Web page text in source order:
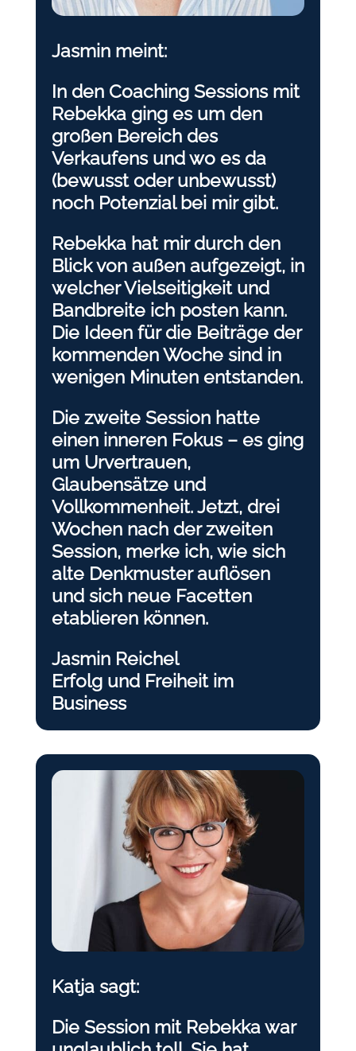
Jasmin meint:
In den Coaching Sessions mit
Rebekka ging es um den
großen Bereich des
Verkaufens und wo es da
(bewusst oder unbewusst)
noch Potenzial bei mir gibt.
Rebekka hat mir durch den
Blick von außen aufgezeigt, in
welcher Vielseitigkeit und
Bandbreite ich posten kann.
Die Ideen für die Beiträge der
kommenden Woche sind in
wenigen Minuten entstanden.
Die zweite Session hatte
einen inneren Fokus – es ging
um Urvertrauen,
Glaubensätze und
Vollkommenheit. Jetzt, drei
Wochen nach der zweiten
Session, merke ich, wie sich
alte Denkmuster auflösen
und sich neue Facetten
etablieren können.
Jasmin Reichel
Erfolg und Freiheit im
Business
Katja sagt:
Die Session mit Rebekka war